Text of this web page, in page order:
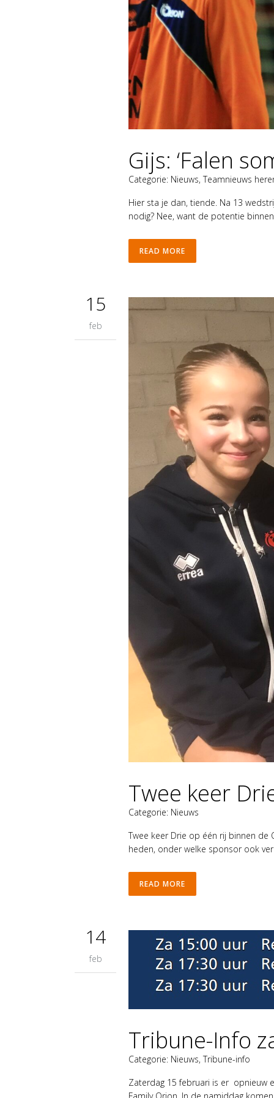
Gijs: ‘Falen
Categorie: Nieuws,Teamnieuws
Hier sta je dan, tiende. Na 13
nodig? Nee, want de potentie
READ MORE
15
feb
Twee keer
Categorie: Nieuws
Twee keer Drie op één rij binnen de
heden, onder welke sponsor ook
READ MORE
14
feb
Tribune-Info
Categorie: Nieuws,Tribune-info
Zaterdag 15 februari is er opnieuw